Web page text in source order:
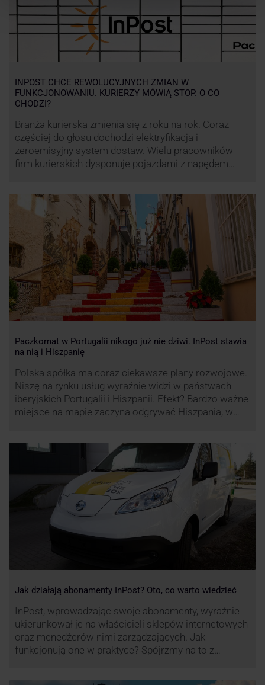
INPOST CHCE REWOLUCYJNYCH ZMIAN W
FUNKCJONOWANIU. KURIERZY MÓWIĄ STOP. O CO
CHODZI?
Branża kurierska zmienia się z roku na rok. Coraz
częściej do głosu dochodzi elektryfikacja i
zeroemisyjny system dostaw. Wielu pracowników
firm kurierskich dysponuje pojazdami z napędem
ale też sposobie rozliczania pracy postanowił
wprowadzić również InPost. To wzbudziło ogromny
sprzeciw pracowników …
Paczkomat w Portugalii nikogo już nie dziwi. InPost stawia
na nią i Hiszpanię
Polska spółka ma coraz ciekawsze plany rozwojowe.
Niszę na rynku usług wyraźnie widzi w państwach
iberyjskich Portugalii i Hiszpanii. Efekt? Bardzo ważne
miejsce na mapie zaczyna odgrywać Hiszpania, w
Jak działają abonamenty InPost? Oto, co warto wiedzieć
InPost, wprowadzając swoje abonamenty, wyraźnie
ukierunkował je na właścicieli sklepów internetowych
oraz menedżerów nimi zarządzających. Jak
funkcjonują one w praktyce? Spójrzmy na to z